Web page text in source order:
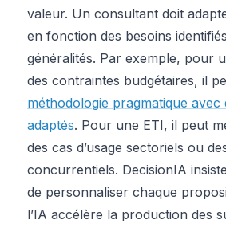
valeur. Un consultant doit
en fonction des besoins
généralités. Par exemple, pour
des contraintes budgétaires, il
méthodologie pragmatique avec
adaptés. Pour une ETI, il peut
des cas d’usage sectoriels ou
concurrentiels. DecisionIA
de personnaliser chaque
l’IA accélère la production des